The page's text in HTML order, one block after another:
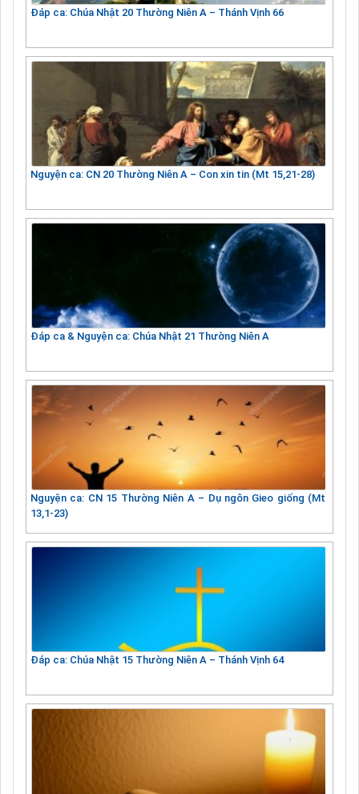
Đáp ca: Chúa Nhật 20 Thường Niên A – Thánh Vịnh 66
Nguyện ca: CN 20 Thường Niên A – Con xin tin (Mt 15,21-28)
Đáp ca & Nguyện ca: Chúa Nhật 21 Thường Niên A
Nguyện ca: CN 15 Thường Niên A – Dụ ngôn Gieo giống (Mt
13,1-23)
Đáp ca: Chúa Nhật 15 Thường Niên A – Thánh Vịnh 64